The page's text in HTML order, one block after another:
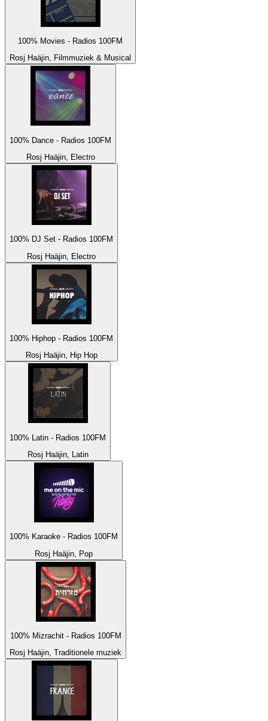
100% Movies - Radios 100FM
Rosj Haäjin, Filmmuziek & Musical
100% Dance - Radios 100FM
Rosj Haäjin, Electro
100% DJ Set - Radios 100FM
Rosj Haäjin, Electro
100% Hiphop - Radios 100FM
Rosj Haäjin, Hip Hop
100% Latin - Radios 100FM
Rosj Haäjin, Latin
100% Karaoke - Radios 100FM
Rosj Haäjin, Pop
100% Mizrachit - Radios 100FM
Rosj Haäjin, Traditionele muziek